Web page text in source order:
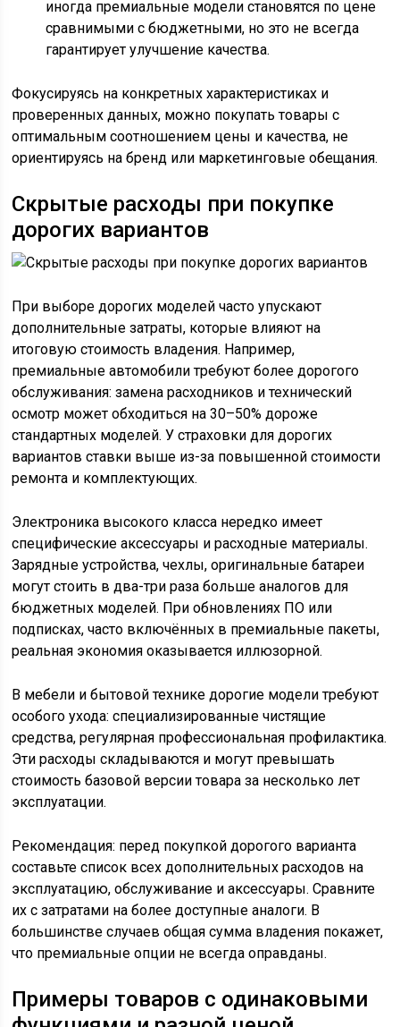
иногда премиальные модели становятся по цене
сравнимыми с бюджетными, но это не всегда
гарантирует улучшение качества.
Фокусируясь на конкретных характеристиках и
проверенных данных, можно покупать товары с
оптимальным соотношением цены и качества, не
ориентируясь на бренд или маркетинговые обещания.
Скрытые расходы при покупке
дорогих вариантов
При выборе дорогих моделей часто упускают
дополнительные затраты, которые влияют на
итоговую стоимость владения. Например,
премиальные автомобили требуют более дорогого
обслуживания: замена расходников и технический
осмотр может обходиться на 30–50% дороже
стандартных моделей. У страховки для дорогих
вариантов ставки выше из-за повышенной стоимости
ремонта и комплектующих.
Электроника высокого класса нередко имеет
специфические аксессуары и расходные материалы.
Зарядные устройства, чехлы, оригинальные батареи
могут стоить в два-три раза больше аналогов для
бюджетных моделей. При обновлениях ПО или
подписках, часто включённых в премиальные пакеты,
реальная экономия оказывается иллюзорной.
В мебели и бытовой технике дорогие модели требуют
особого ухода: специализированные чистящие
средства, регулярная профессиональная профилактика.
Эти расходы складываются и могут превышать
стоимость базовой версии товара за несколько лет
эксплуатации.
Рекомендация: перед покупкой дорогого варианта
составьте список всех дополнительных расходов на
эксплуатацию, обслуживание и аксессуары. Сравните
их с затратами на более доступные аналоги. В
большинстве случаев общая сумма владения покажет,
что премиальные опции не всегда оправданы.
Примеры товаров с одинаковыми